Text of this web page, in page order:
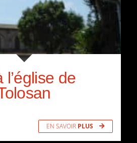
de
EN SAVOIR PLUS